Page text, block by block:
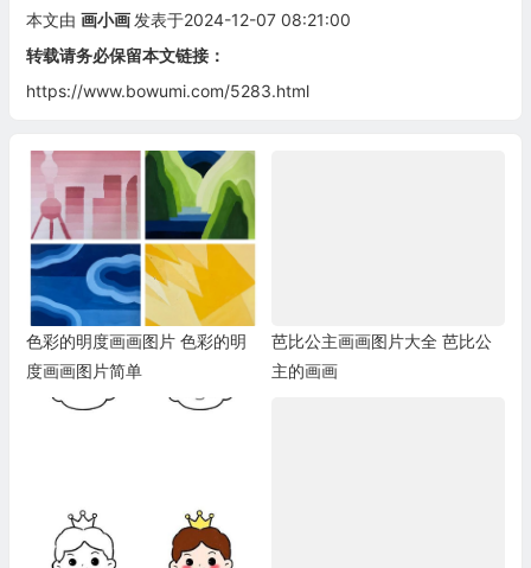
本文由 画小画 发表于2024-12-07 08:21:00
转载请务必保留本文链接：
https://www.bowumi.com/5283.html
色彩的明度画画图片 色彩的明
度画画图片简单
芭比公主画画图片大全 芭比公
主的画画